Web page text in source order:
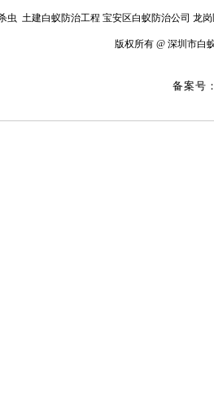
虫 土建白蚁防治工程 宝安区白蚁防治公司 龙
版权所有 @ 深圳
备案号